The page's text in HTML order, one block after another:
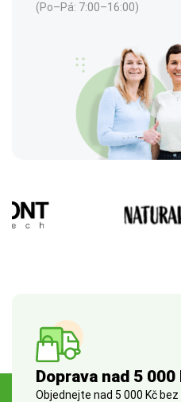
(Po–Pá: 7:00–16:00)
Doprava nad 5
Objednejte nad 5 000 Kč